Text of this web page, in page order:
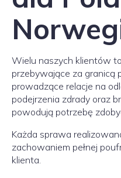
Wielu naszych klientów
przebywające za granicą
prowadzące relacje na
podejrzenia zdrady oraz
powodują potrzebę
Każda sprawa
zachowaniem pełnej
klienta.